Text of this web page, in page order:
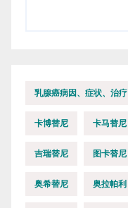
乳腺癌病因、症状、治疗
卡博替尼 卡马替尼
吉瑞替尼 图卡替尼
奥希替尼 奥拉帕利